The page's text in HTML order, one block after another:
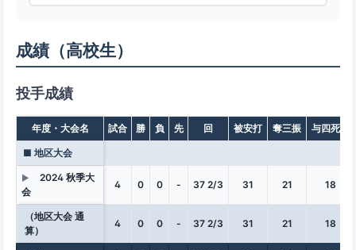
成績（高校生）
投手成績
年度・大会名 試合 勝 負 先 回 被安打 奪三振 与四死球
■ 地区大会
▶
2024 秋季大
会
4 0 0 - 37 2/3 31 21 18
（地区大会 通
算）
4 0 0 - 37 2/3 31 21 18